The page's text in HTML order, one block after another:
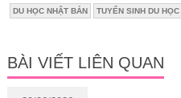
DU HỌC NHẬT BẢN TUYỂN SINH DU HỌC
BÀI VIẾT LIÊN QUAN